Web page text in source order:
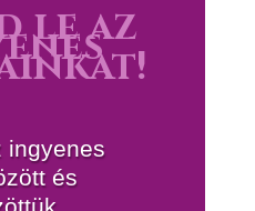
le az
ingyenes
és